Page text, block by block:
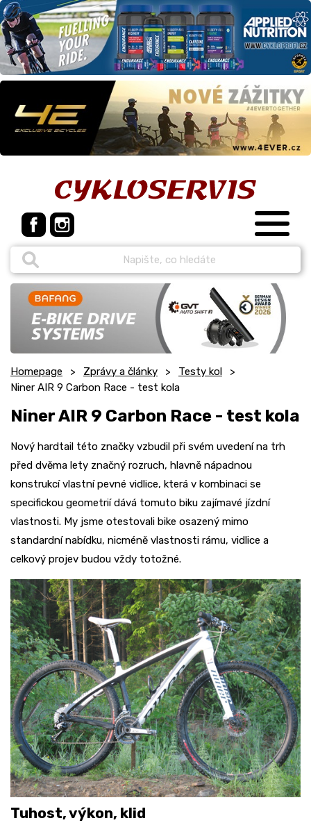
Homepage Zprávy a články
Testy kol
Niner AIR 9 Carbon Race - test kola
Niner AIR 9 Carbon Race - test kola
Nový hardtail této značky vzbudil při svém uvedení na trh
před dvěma lety značný rozruch, hlavně nápadnou
konstrukcí vlastní pevné vidlice, která v kombinaci se
specifickou geometrií dává tomuto biku zajímavé jízdní
vlastnosti. My jsme otestovali bike osazený mimo
standardní nabídku, nicméně vlastnosti rámu, vidlice a
celkový projev budou vždy totožné.
Tuhost, výkon, klid